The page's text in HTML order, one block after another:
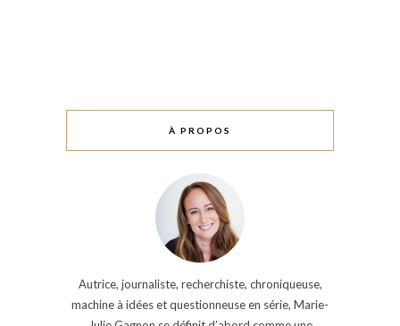
À PROPOS
Autrice, journaliste, recherchiste, chroniqueuse,
machine à idées et questionneuse en série, Marie-